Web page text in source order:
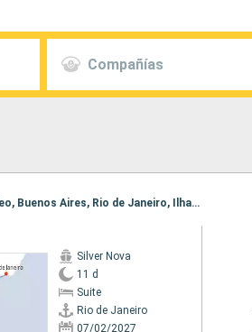
Compañías
Itinerario : Rio de Janeiro, Ilhabella, Porto Belo, Punta del Este, Montevideo, Buenos Aires, Rio de Janeiro, Ilhabella, Porto Belo, Punta del Este, Montevideo, Buenos Aires
Silver Nova
11 d
Suite
Rio de Janeiro
07/02/2027